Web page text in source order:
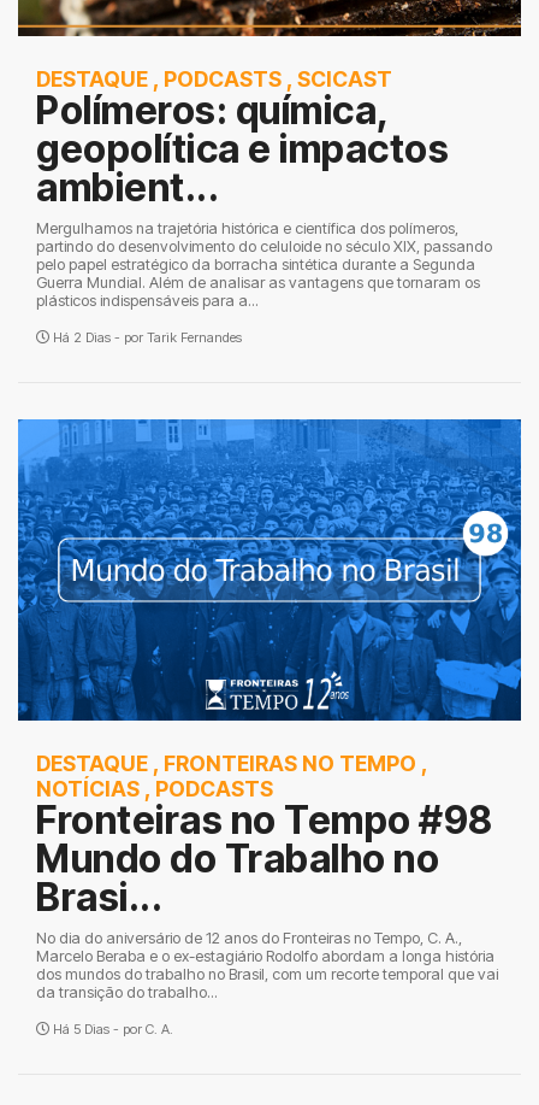
DESTAQUE , PODCASTS , SCICAST
Polímeros: química,
geopolítica e impactos
ambient...
Mergulhamos na trajetória histórica e científica dos polímeros,
partindo do desenvolvimento do celuloide no século XIX, passando
pelo papel estratégico da borracha sintética durante a Segunda
Guerra Mundial. Além de analisar as vantagens que tornaram os
plásticos indispensáveis para a...
Há 2 Dias - por Tarik Fernandes
DESTAQUE , FRONTEIRAS NO TEMPO ,
NOTÍCIAS , PODCASTS
Fronteiras no Tempo #98
Mundo do Trabalho no
Brasi...
No dia do aniversário de 12 anos do Fronteiras no Tempo, C. A.,
Marcelo Beraba e o ex-estagiário Rodolfo abordam a longa história
dos mundos do trabalho no Brasil, com um recorte temporal que vai
da transição do trabalho...
Há 5 Dias - por C. A.